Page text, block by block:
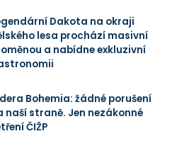
Dakota na okraji
lesa prochází masivní
a nabídne exkluzivní
Bohemia: žádné porušení
naší straně. Jen nezákonné
ČIŽP